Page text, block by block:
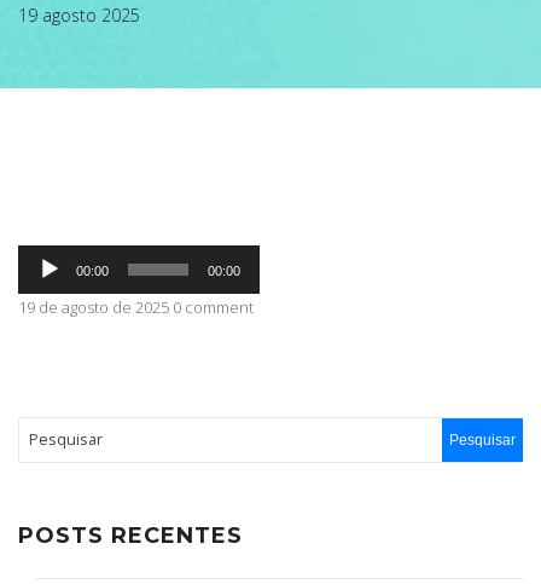
CONTATO
19 agosto 2025
Tocador
áudio
00:00 00:00
19 de agosto de 2025 0 comment
POSTS RECENTES